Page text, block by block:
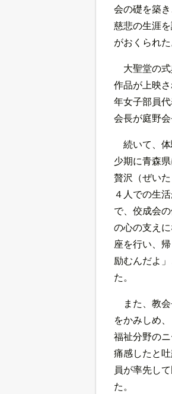
会の礎を築
慈悲の生涯
がおくられた
大聖堂の
作品が上映
年女子部員
会長が庭野
続いて、
少期に青森
贅沢（ぜい
４人での生
で、佼成会
の心の支え
座を行い、
励むんだよ
た。
また、教
をかみしめ
福祉分野の
痛感したと
員が率先し
た。